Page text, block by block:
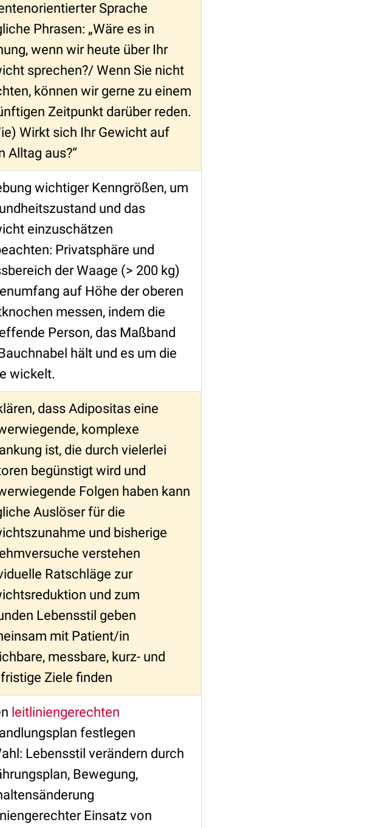
Sprache
Phrasen: „Wäre es in
wenn wir heute über Ihr
sprechen?/ Wenn Sie nicht
können wir gerne zu einem
Zeitpunkt darüber reden.
Wirkt sich Ihr Gewicht auf
Alltag aus?“
wichtiger Kenngrößen, um
und das
einzuschätzen
Privatsphäre und
der Waage (> 200 kg)
auf Höhe der oberen
messen, indem die
Person, das Maßband
hält und es um die
wickelt.
dass Adipositas eine
komplexe
ist, die durch vielerlei
begünstigt wird und
Folgen haben kann
Auslöser für die
und bisherige
verstehen
Ratschläge zur
und zum
Lebensstil geben
mit Patient/in
messbare, kurz- und
Ziele finden
leitliniengerechten
festlegen
Lebensstil verändern durch
Bewegung,
Einsatz von